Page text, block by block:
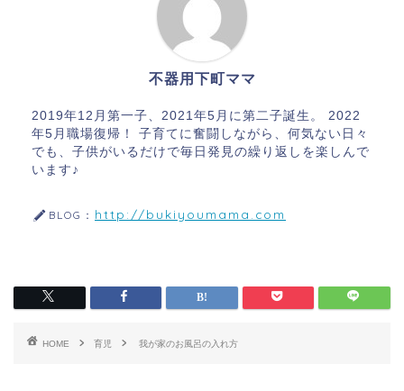
不器用下町ママ
2019年12月第一子、2021年5月に第二子誕生。 2022
年5月職場復帰！ 子育てに奮闘しながら、何気ない日々
でも、子供がいるだけで毎日発見の繰り返しを楽しんで
います♪
BLOG： http://bukiyoumama.com
HOME 育児 我が家のお風呂の入れ方